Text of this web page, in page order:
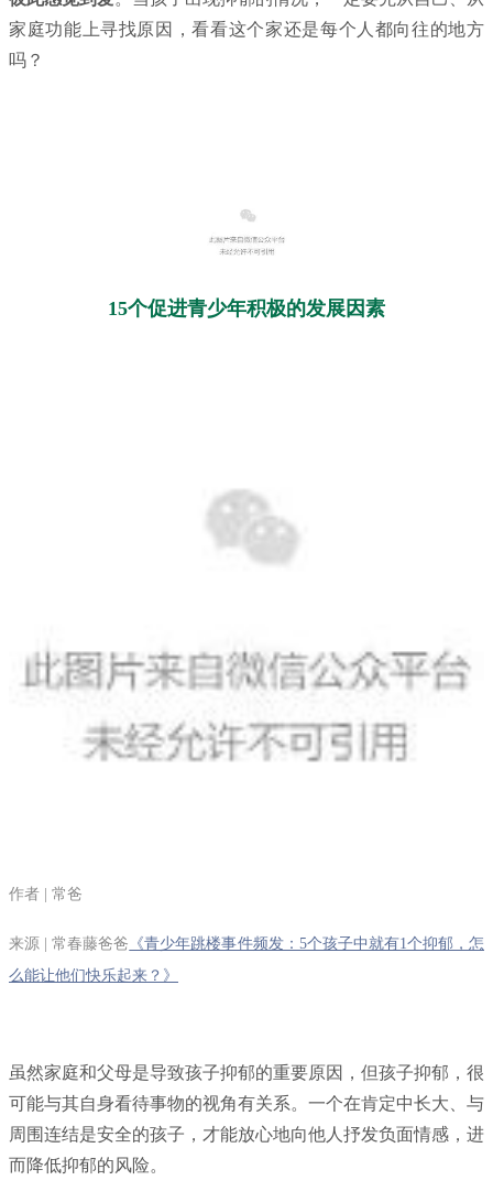
家庭功能上寻找原因，看看这个家还是每个人都向往的地方
吗？
15个促进青少年积极的发展因素
作者 | 常爸
来源 | 常春藤爸爸 《青少年跳楼事件频发：5个孩子中就有1个抑郁，怎
么能让他们快乐起来？》
虽然家庭和父母是导致孩子抑郁的重要原因，但孩子抑郁，很
可能与其自身看待事物的视角有关系。一个在肯定中长大、与
周围连结是安全的孩子，才能放心地向他人抒发负面情感，进
而降低抑郁的风险。